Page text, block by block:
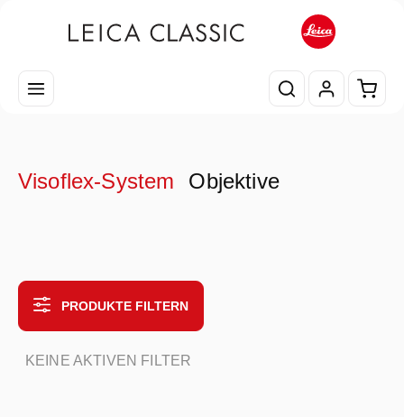
Visoflex-System Objektive
PRODUKTE FILTERN
KEINE AKTIVEN FILTER